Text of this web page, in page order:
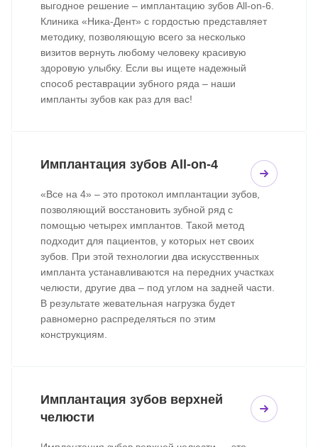
выгодное решение – имплантацию зубов All-on-6.
Клиника «Ника-Дент» с гордостью представляет
методику, позволяющую всего за несколько
визитов вернуть любому человеку красивую
здоровую улыбку. Если вы ищете надежный
способ реставрации зубного ряда – наши
импланты зубов как раз для вас!
Имплантация зубов All-on-4
«Все на 4» – это протокол имплантации зубов,
позволяющий восстановить зубной ряд с
помощью четырех имплантов. Такой метод
подходит для пациентов, у которых нет своих
зубов. При этой технологии два искусственных
импланта устанавливаются на передних участках
челюсти, другие два – под углом на задней части.
В результате жевательная нагрузка будет
равномерно распределяться по этим
конструкциям.
Имплантация зубов верхней
челюсти